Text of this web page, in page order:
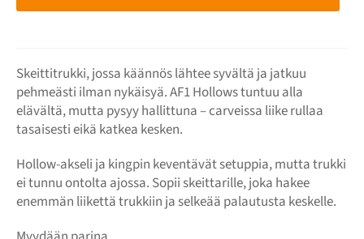
Skeittitrukki, jossa käännös lähtee syvältä ja jatkuu
pehmeästi ilman nykäisyä. AF1 Hollows tuntuu alla
elävältä, mutta pysyy hallittuna – carveissa liike rullaa
tasaisesti eikä katkea kesken.
Hollow-akseli ja kingpin keventävät setuppia, mutta trukki
ei tunnu ontolta ajossa. Sopii skeittarille, joka hakee
enemmän liikettä trukkiin ja selkeää palautusta keskelle.